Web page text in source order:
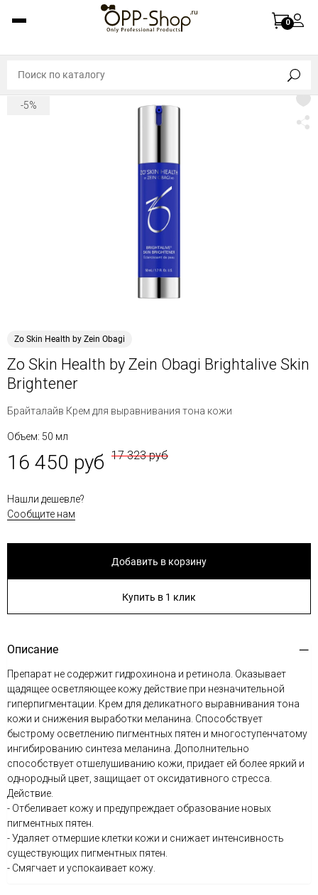
0
-5%
Zo Skin Health by Zein Obagi
Zo Skin Health by Zein Obagi Brightalive Skin
Brightener
Брайталайв Крем для выравнивания тона кожи
Объем: 50 мл
16 450 руб 17 323 руб
Нашли дешевле?
Сообщите нам
Добавить в корзину
Купить в 1 клик
Описание
Препарат не содержит гидрохинона и ретинола. Оказывает
щадящее осветляющее кожу действие при незначительной
гиперпигментации. Крем для деликатного выравнивания тона
кожи и снижения выработки меланина. Способствует
быстрому осветлению пигментных пятен и многоступенчатому
ингибированию синтеза меланина. Дополнительно
способствует отшелушиванию кожи, придает ей более яркий и
однородный цвет, защищает от оксидативного стресса.
Действие.
- Отбеливает кожу и предупреждает образование новых
пигментных пятен.
- Удаляет отмершие клетки кожи и снижает интенсивность
существующих пигментных пятен.
- Смягчает и успокаивает кожу.